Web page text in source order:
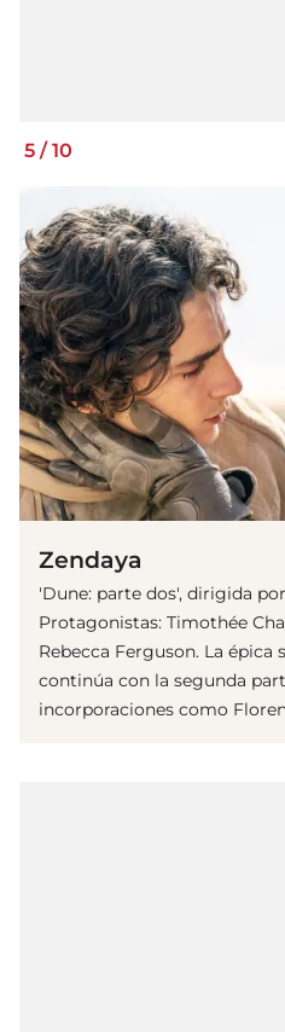
5 /10
Zendaya
'Dune: parte dos', dirigida
Protagonistas: Timothée
Rebecca Ferguson. La épica
continúa con la segunda
incorporaciones como